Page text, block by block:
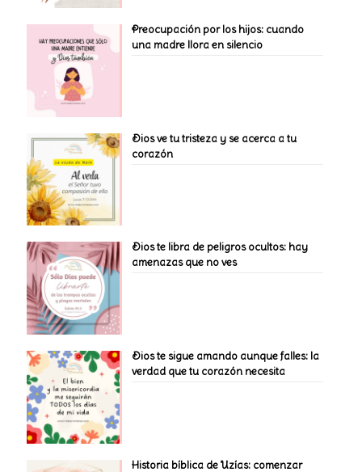
Preocupación por los hijos: cuando
una madre llora en silencio
Dios ve tu tristeza y se acerca a tu
corazón
Dios te libra de peligros ocultos: hay
amenazas que no ves
Dios te sigue amando aunque falles: la
verdad que tu corazón necesita
Historia bíblica de Uzías: comenzar